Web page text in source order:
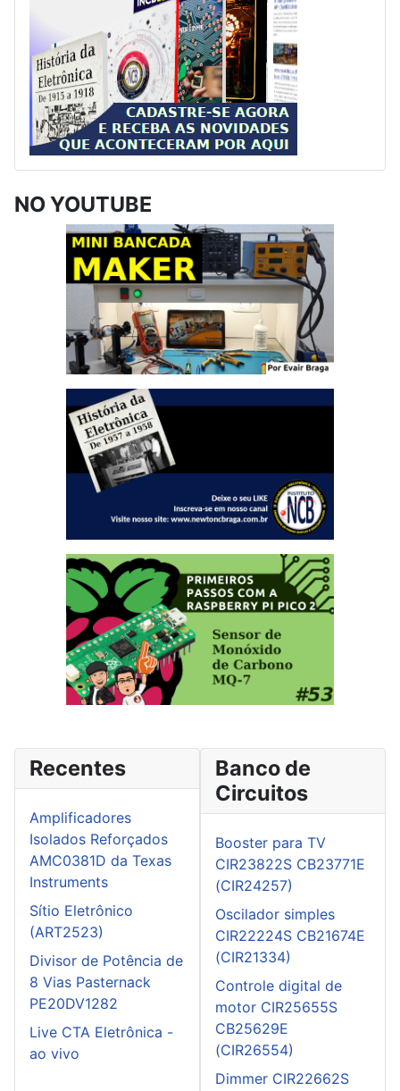
NO YOUTUBE
Recentes
Amplificadores
Isolados Reforçados
AMC0381D da Texas
Instruments
Sítio Eletrônico
(ART2523)
Divisor de Potência de
8 Vias Pasternack
PE20DV1282
Live CTA Eletrônica -
ao vivo
Banco de
Circuitos
Booster para TV
CIR23822S CB23771E
(CIR24257)
Oscilador simples
CIR22224S CB21674E
(CIR21334)
Controle digital de
motor CIR25655S
CB25629E
(CIR26554)
Dimmer CIR22662S